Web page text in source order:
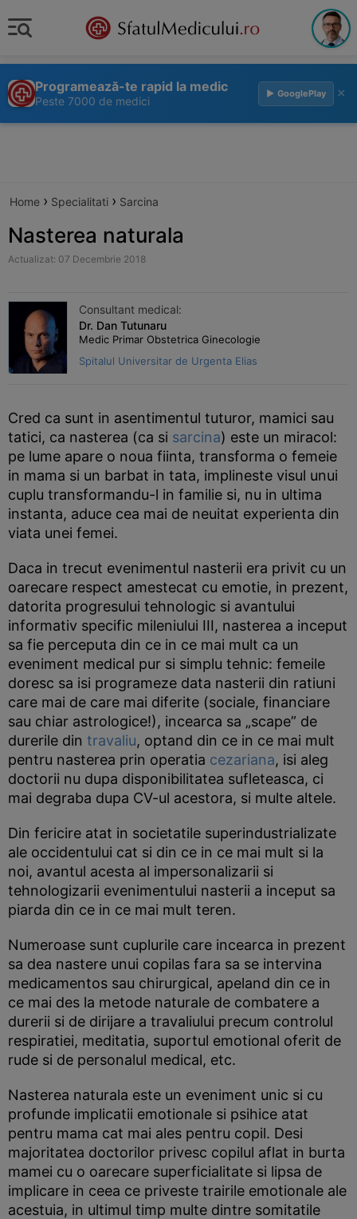
Programează-te rapid la medic
Peste 7000 de medici
▶ GooglePlay ×
Home › Specialitati › Sarcina
Nasterea naturala
Actualizat: 07 Decembrie 2018
Consultant medical:
Dr. Dan Tutunaru
Medic Primar Obstetrica Ginecologie
Spitalul Universitar de Urgenta Elias
Cred ca sunt in asentimentul tuturor, mamici sau
tatici, ca nasterea (ca si sarcina) este un miracol:
pe lume apare o noua fiinta, transforma o femeie
in mama si un barbat in tata, implineste visul unui
cuplu transformandu-l in familie si, nu in ultima
instanta, aduce cea mai de neuitat experienta din
viata unei femei.
Daca in trecut evenimentul nasterii era privit cu un
oarecare respect amestecat cu emotie, in prezent,
datorita progresului tehnologic si avantului
informativ specific mileniului III, nasterea a inceput
sa fie perceputa din ce in ce mai mult ca un
eveniment medical pur si simplu tehnic: femeile
doresc sa isi programeze data nasterii din ratiuni
care mai de care mai diferite (sociale, financiare
sau chiar astrologice!), incearca sa „scape” de
durerile din travaliu, optand din ce in ce mai mult
pentru nasterea prin operatia cezariana, isi aleg
doctorii nu dupa disponibilitatea sufleteasca, ci
mai degraba dupa CV-ul acestora, si multe altele.
Din fericire atat in societatile superindustrializate
ale occidentului cat si din ce in ce mai mult si la
noi, avantul acesta al impersonalizarii si
tehnologizarii evenimentului nasterii a inceput sa
piarda din ce in ce mai mult teren.
Numeroase sunt cuplurile care incearca in prezent
sa dea nastere unui copilas fara sa se intervina
medicamentos sau chirurgical, apeland din ce in
ce mai des la metode naturale de combatere a
durerii si de dirijare a travaliului precum controlul
respiratiei, meditatia, suportul emotional oferit de
rude si de personalul medical, etc.
Nasterea naturala este un eveniment unic si cu
profunde implicatii emotionale si psihice atat
pentru mama cat mai ales pentru copil. Desi
majoritatea doctorilor privesc copilul aflat in burta
mamei cu o oarecare superficialitate si lipsa de
implicare in ceea ce priveste trairile emotionale ale
acestuia, in ultimul timp multe dintre somitatile